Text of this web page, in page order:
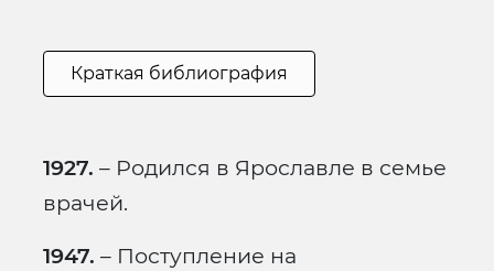
Краткая библиография
1927. – Родился в Ярославле в семье
врачей.
1947. – Поступление на